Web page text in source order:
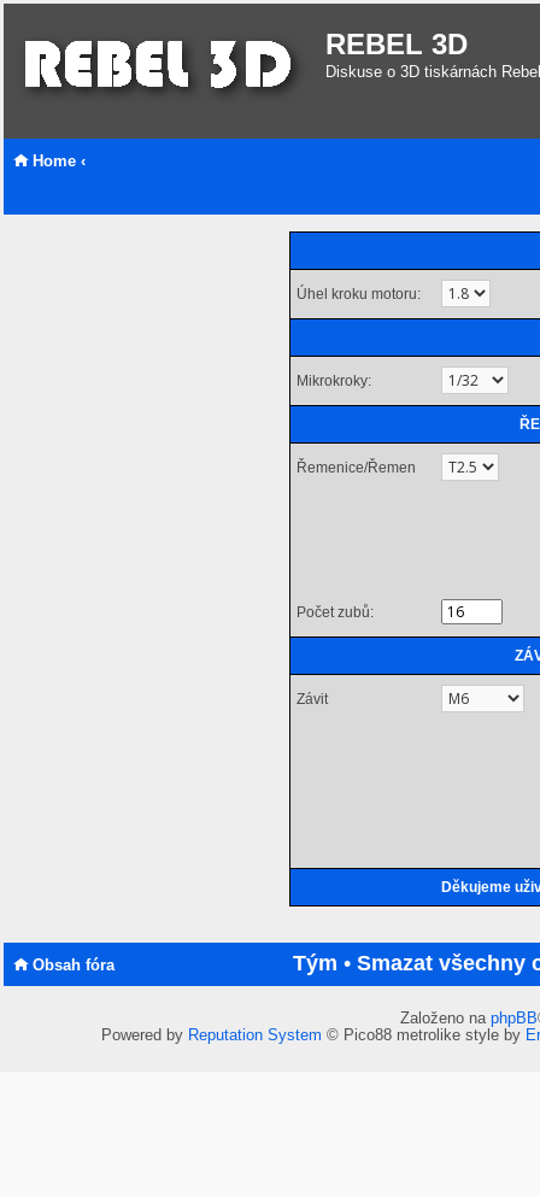
REBEL 3D
Diskuse o 3D tiskárnách
Home ‹
Úhel kroku motoru:
Mikrokroky:
Řemenice/Řemen
Počet zubů:
Závit
Děkujeme
Obsah fóra Tým • Smazat všechny
Založeno na phpBB
Powered by Reputation System © Pico88 metrolike style by